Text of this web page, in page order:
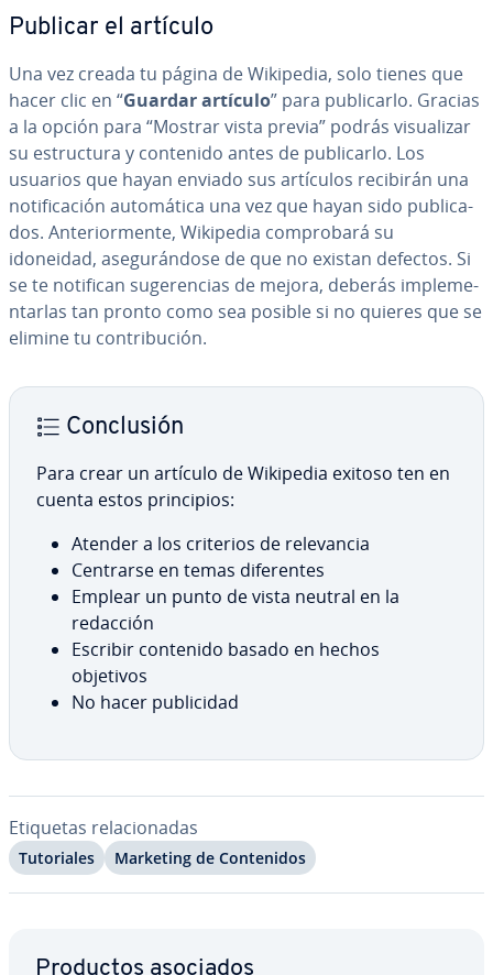
Publicar el artículo
Una vez creada tu página de Wikipedia, solo tienes que
hacer clic en “Guardar artículo” para pu­bli­car­lo. Gracias
a la opción para “Mostrar vista previa” podrás vi­sua­li­zar
su es­tru­c­tu­ra y contenido antes de pu­bli­car­lo. Los
usuarios que hayan enviado sus artículos recibirán una
no­ti­fi­ca­ción au­to­má­ti­ca una vez que hayan sido pu­bli­ca­
dos. An­te­rio­r­me­n­te, Wikipedia co­m­pro­ba­rá su
idoneidad, ase­gu­rá­n­do­se de que no existan defectos. Si
se te notifican su­ge­re­n­cias de mejora, deberás im­ple­me­
n­tar­las tan pronto como sea posible si no quieres que se
elimine tu co­n­tri­bu­ción.
Co­n­clu­sión
Para crear un artículo de Wikipedia exitoso ten en
cuenta estos pri­n­ci­pios:
Atender a los criterios de re­le­va­n­cia
Centrarse en temas di­fe­re­n­tes
Emplear un punto de vista neutral en la
redacción
Escribir contenido basado en hechos
objetivos
No hacer pu­bli­ci­dad
Etiquetas re­la­cio­na­das
Tu­to­ria­les Marketing de Co­n­te­ni­dos
Productos asociados